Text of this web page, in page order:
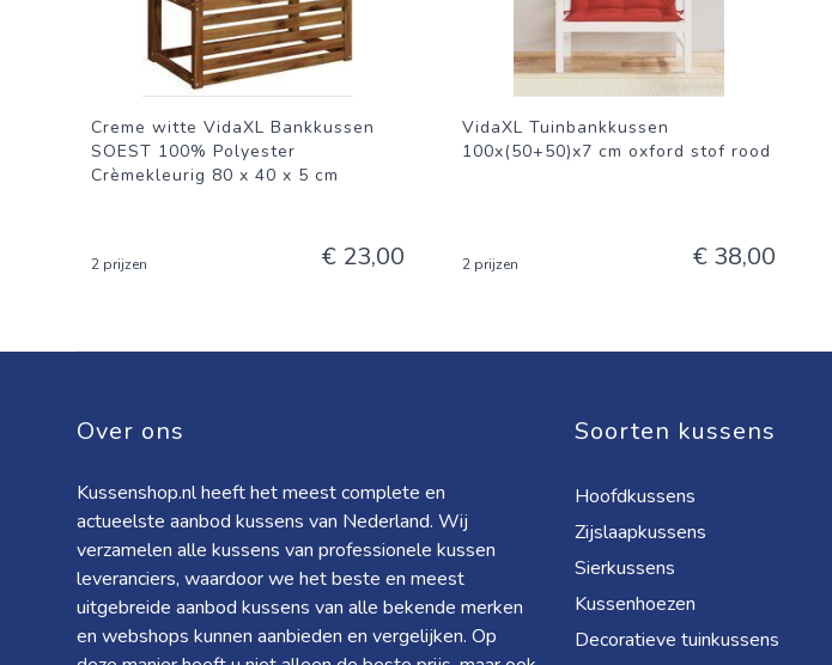
Creme witte VidaXL Bankkussen
SOEST 100% Polyester
Crèmekleurig 80 x 40 x 5 cm
2 prijzen € 23,00
VidaXL Tuinbankkussen
100x(50+50)x7 cm oxford stof rood
2 prijzen € 38,00
Over ons
Kussenshop.nl heeft het meest complete en
actueelste aanbod kussens van Nederland. Wij
verzamelen alle kussens van professionele kussen
leveranciers, waardoor we het beste en meest
uitgebreide aanbod kussens van alle bekende merken
en webshops kunnen aanbieden en vergelijken. Op
Soorten kussens
Hoofdkussens
Zijslaapkussens
Sierkussens
Kussenhoezen
Decoratieve tuinkussens